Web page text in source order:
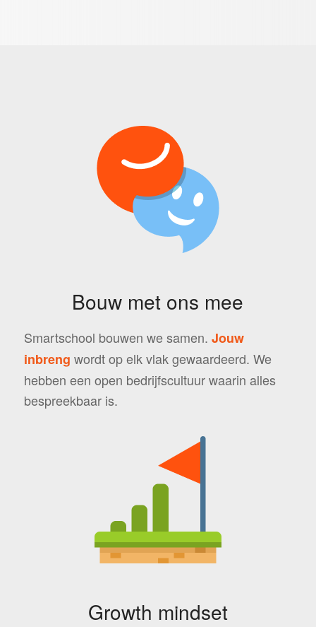
Bouw met ons mee
Smartschool bouwen we samen. Jouw
inbreng wordt op elk vlak gewaardeerd. We
hebben een open bedrijfscultuur waarin alles
bespreekbaar is.
Growth mindset